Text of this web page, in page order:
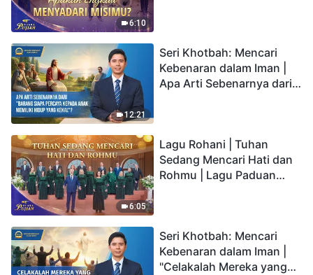
6:10
12:21
Seri Khotbah: Mencari
Kebenaran dalam Iman |
Apa Arti Sebenarnya dari
6:05
Lagu Rohani | Tuhan
Sedang Mencari Hati dan
Rohmu | Lagu Paduan
Seri Khotbah: Mencari
Kebenaran dalam Iman |
"Celakalah Mereka yang